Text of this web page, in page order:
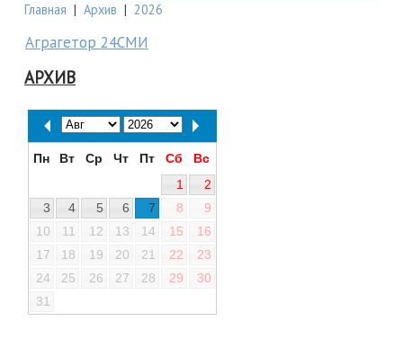
Главная | Архив | 2026
Аграгетор 24СМИ
АРХИВ
Пн Вт Ср Чт Пт Сб
Вс
1
2
3
4 5 6 7 8
9
10
11 12 13 14 15
16
17
18 19 20 21 22
23
24
25 26 27 28 29
30
31